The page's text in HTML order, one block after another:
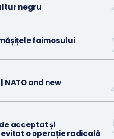
negru
faimosului
NATO and new
acceptat și
o operație radicală